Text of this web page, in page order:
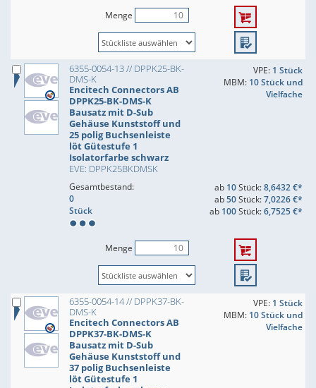
Menge
6355-0054-13 // DPPK25-BK-
DMS-K
Encitech Connectors AB
DPPK25-BK-DMS-K
Bausatz mit D-Sub
Gehäuse Kunststoff und
25 polig Buchsenleiste
löt Gütestufe 1
Isolatorfarbe schwarz
EVE: DPPK25BKDMSK
VPE: 1 Stück
MBM: 10 Stück und
Vielfache
Gesamtbestand:
0
Stück
ab 10Stück:8,6432 €*
ab50Stück:7,0226 €*
ab 100Stück:6,7525 €*
Menge
6355-0054-14 // DPPK37-BK-
DMS-K
Encitech Connectors AB
DPPK37-BK-DMS-K
Bausatz mit D-Sub
Gehäuse Kunststoff und
37 polig Buchsenleiste
löt Gütestufe 1
VPE: 1 Stück
MBM: 10 Stück und
Vielfache